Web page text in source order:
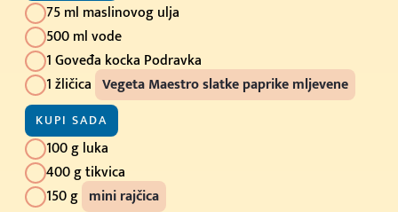
75 ml maslinovog ulja
500 ml vode
1 Goveđa kocka Podravka
1 žličica Vegeta Maestro slatke paprike mljevene
KUPI SADA
100 g luka
400 g tikvica
150 g mini rajčica